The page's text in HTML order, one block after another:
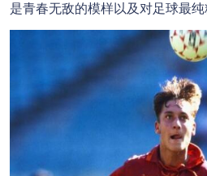
是青春无敌的模样以及对足球最纯